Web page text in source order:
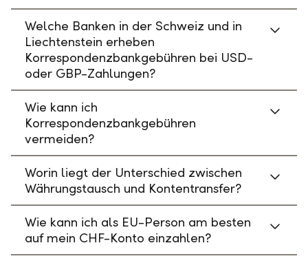
Welche Banken in der Schweiz und in
Liechtenstein erheben
Korrespondenzbankgebühren bei USD-
oder GBP-Zahlungen?
Wie kann ich
Korrespondenzbankgebühren
vermeiden?
Worin liegt der Unterschied zwischen
Währungstausch und Kontentransfer?
Wie kann ich als EU-Person am besten
auf mein CHF-Konto einzahlen?